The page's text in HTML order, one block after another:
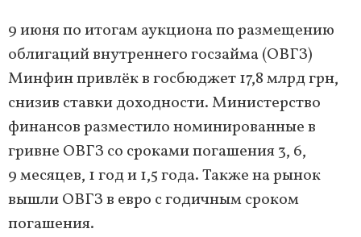
9 июня по итогам аукциона по размещению
облигаций внутреннего госзайма (ОВГЗ)
Минфин привлёк в госбюджет 17,8 млрд грн,
снизив ставки доходности. Министерство
финансов разместило номинированные в
гривне ОВГЗ со сроками погашения 3, 6,
9 месяцев, 1 год и 1,5 года. Также на рынок
вышли ОВГЗ в евро с годичным сроком
погашения.